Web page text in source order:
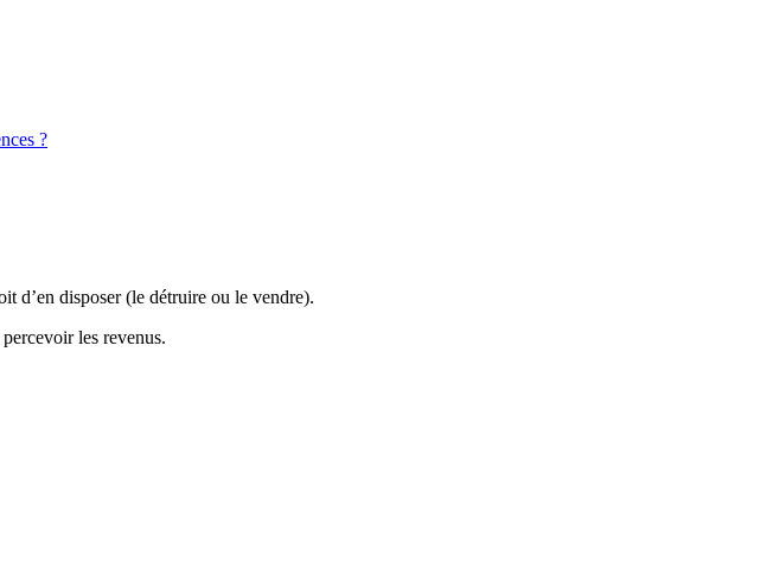
?
d’en disposer (le détruire ou le vendre).
les revenus.